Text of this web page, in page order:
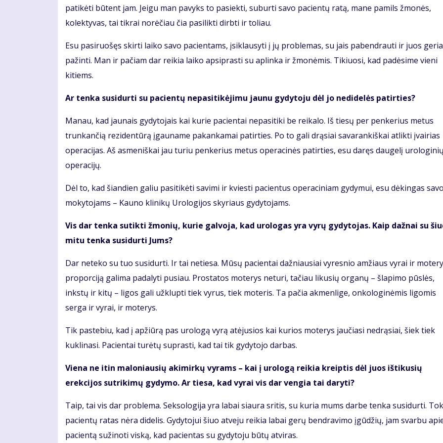
patikėti būtent jam. Jeigu man pavyks to pasiekti, suburti savo pacientų ratą, mane pamils žmonės,
kolektyvas, tai tikrai norėčiau čia pasilikti dirbti ir toliau.
Esu pasiruošęs skirti laiko savo pacientams, įsiklausyti į jų problemas, su jais pabendrauti ir juos
pažinti. Man ir pačiam dar reikia laiko apsiprasti su aplinka ir žmonėmis. Tikiuosi, kad padėsime vieni
kitiems.
Ar tenka susidurti su pacientų nepasitikėjimu jaunu gydytoju dėl jo nedidelės patirties?
Manau, kad jaunais gydytojais kai kurie pacientai nepasitiki be reikalo. Iš tiesų per penkerius metus
trunkančią rezidentūrą įgauname pakankamai patirties. Po to gali drąsiai savarankiškai atlikti įvairias
operacijas. Aš asmeniškai jau turiu penkerius metus operacinės patirties, esu daręs daugelį urologinių
operacijų.
Dėl to, kad šiandien galiu pasitikėti savimi ir kviesti pacientus operaciniam gydymui, esu dėkingas savo
mokytojams – Kauno klinikų Urologijos skyriaus gydytojams.
Vis dar tenka sutikti žmonių, kurie galvoja, kad urologas yra vyrų gydytojas. Kaip dažnai su
mitu tenka susidurti Jums?
Dar neteko su tuo susidurti. Ir tai netiesa. Mūsų pacientai dažniausiai vyresnio amžiaus vyrai ir
proporciją galima padalyti pusiau. Prostatos moterys neturi, tačiau likusių organų – šlapimo pūslės,
inkstų ir kitų – ligos gali užklupti tiek vyrus, tiek moteris. Ta pačia akmenlige, onkologinėmis ligomis
serga ir vyrai, ir moterys.
Tik pastebiu, kad į apžiūrą pas urologą vyrą atėjusios kai kurios moterys jaučiasi nedrąsiai, šiek tiek
kuklinasi. Pacientai turėtų suprasti, kad tai tik gydytojo darbas.
Viena ne itin maloniausių akimirkų vyrams – kai į urologą reikia kreiptis dėl juos ištikusių
erekcijos sutrikimų gydymo. Ar tiesa, kad vyrai vis dar vengia tai daryti?
Taip, tai vis dar problema. Seksologija yra labai siaura sritis, su kuria mums darbe tenka susidurti.
pacientų ratas nėra didelis. Gydytojui šiuo atveju reikia labai gerų bendravimo įgūdžių, jam svarbu
pacientą sužinoti viską, kad pacientas su gydytoju būtų atviras.